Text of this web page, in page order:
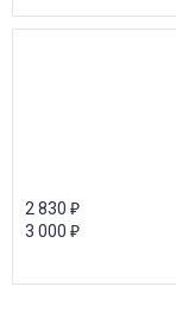
2 830 ₽
3 000 ₽